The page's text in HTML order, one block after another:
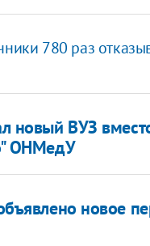
780 раз
новый ВУЗ
ОНМедУ
новое